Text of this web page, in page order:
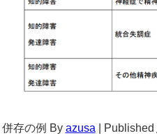
併存の例 By azusa Published